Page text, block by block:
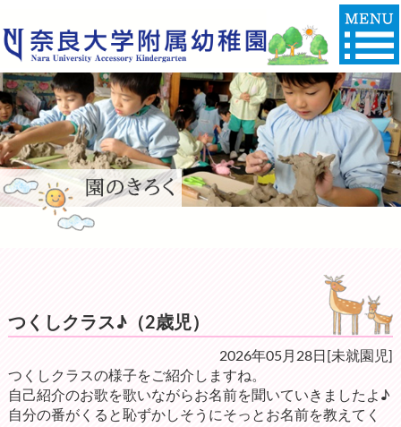
つくしクラス♪（2歳児）
2026年05月28日[未就園児]
つくしクラスの様子をご紹介しますね。
自己紹介のお歌を歌いながらお名前を聞いていきましたよ♪
自分の番がくると恥ずかしそうにそっとお名前を教えてく